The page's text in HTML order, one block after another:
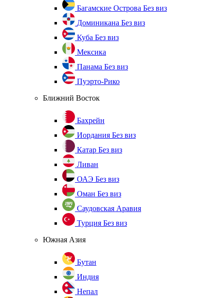
Багамские Острова Без виз
Доминикана Без виз
Куба Без виз
Мексика
Панама Без виз
Пуэрто-Рико
Ближний Восток
Бахрейн
Иордания Без виз
Катар Без виз
Ливан
ОАЭ Без виз
Оман Без виз
Саудовская Аравия
Турция Без виз
Южная Азия
Бутан
Индия
Непал